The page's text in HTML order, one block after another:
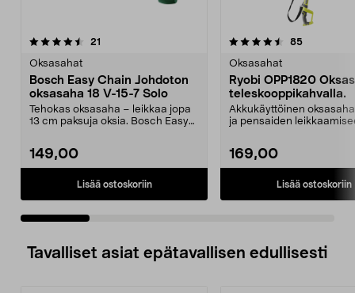
21
Oksasahat
Bosch Easy Chain Johdoton
oksasaha 18 V-15-7 Solo
Tehokas oksasaha – leikkaa jopa
13 cm paksuja oksia. Bosch Easy
149,00
Lisää ostoskoriin
4.5 viidestä
85arvostelut
Oksasahat
Ryobi OPP1820
teleskooppikahvalla.
Akkukäyttöinen
ja pensaiden
169,00
Lisää ostoskoriin
4.5 viidestä
Tavalliset asiat epätavallisen edullisesti